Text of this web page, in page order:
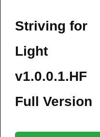
Striving for
Light
v1.0.0.1.HF
Full Version